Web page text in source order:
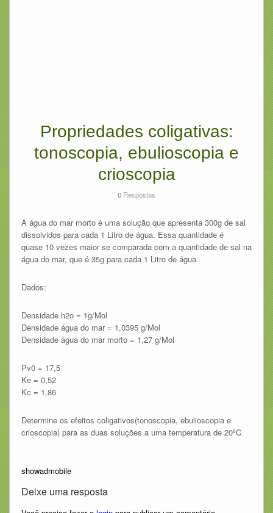
Propriedades coligativas:
tonoscopia, ebulioscopia e
crioscopia
0 Respostas
A água do mar morto é uma solução que apresenta 300g de sal
dissolvidos para cada 1 Litro de água. Essa quantidade é
quase 10 vezes maior se comparada com a quantidade de sal na
água do mar, que é 35g para cada 1 Litro de água.
Dados:
Densidade h2o = 1g/Mol
Densidade água do mar = 1,0395 g/Mol
Densidade água do mar morto = 1,27 g/Mol
Pv0 = 17,5
Ke = 0,52
Kc = 1,86
Determine os efeitos coligativos(tonoscopia, ebulioscopia e
crioscopia) para as duas soluções a uma temperatura de 20ºC
showadmobile
Deixe uma resposta